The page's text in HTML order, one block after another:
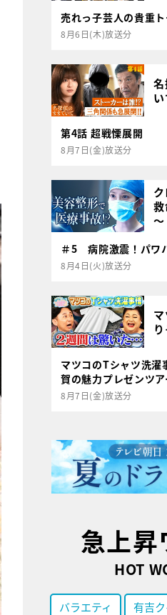
売れっ子芸人の貴重
8月6日(木)放送分
第4話 超戦慄展開
8月7日(金)放送分
～
＃5 病院激震！パワ
8月4日(火)放送分
マツコのTシャツ洗濯
賀の魅力プレゼンツア
8月7日(金)放送分
急上昇
HOT
バラエティ 有吉